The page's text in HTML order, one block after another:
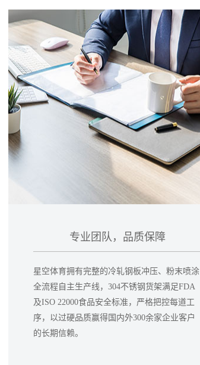
专业团队，品质保障
星空体育拥有完整的冷轧钢板冲压、粉末喷涂
全流程自主生产线，304不锈钢货架满足FDA
及ISO 22000食品安全标准，严格把控每道工
序，以过硬品质赢得国内外300余家企业客户
的长期信赖。